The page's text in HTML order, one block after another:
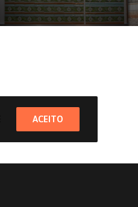
ACEITO